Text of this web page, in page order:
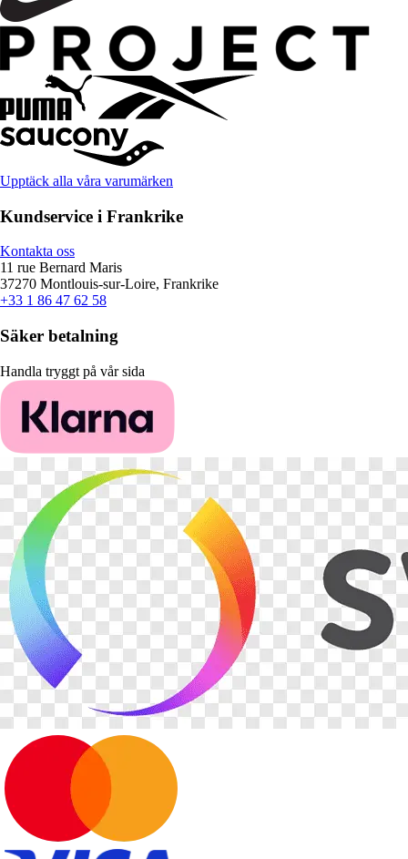
Upptäck alla våra varumärken
Kundservice i Frankrike
Kontakta oss
11 rue Bernard Maris
37270 Montlouis-sur-Loire, Frankrike
+33 1 86 47 62 58
Säker betalning
Handla tryggt på vår sida